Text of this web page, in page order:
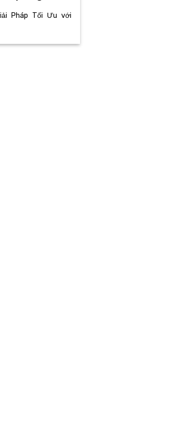
Pháp Tối Ưu với